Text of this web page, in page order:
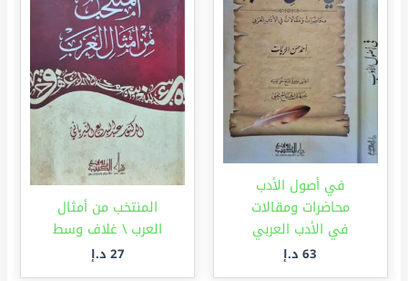
في أصول الأدب
محاضرات ومقالات
في الأدب العربي
63 د.إ
المنتخب من أمثال
العرب \ غلاف وسط
27 د.إ